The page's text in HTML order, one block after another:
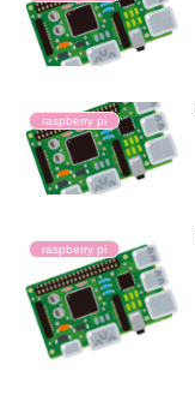
raspberry pi
raspberry pi